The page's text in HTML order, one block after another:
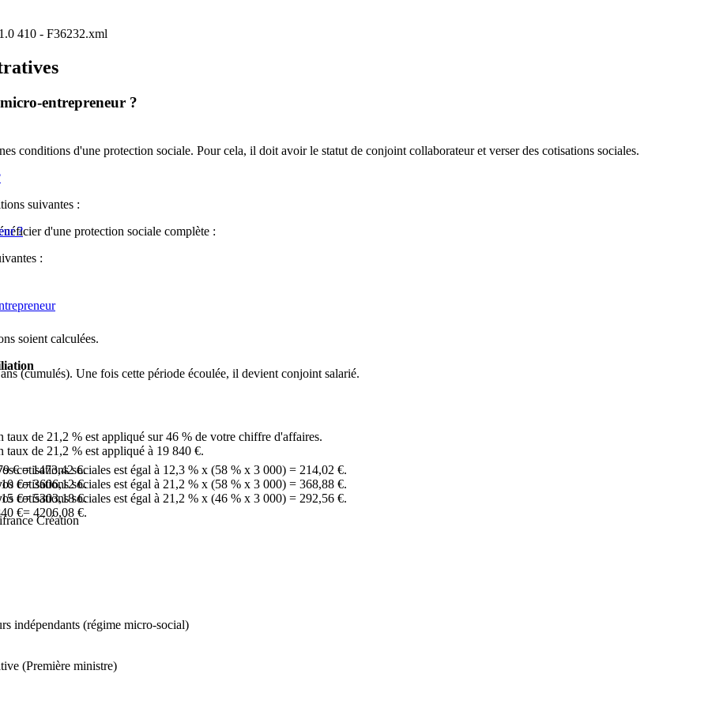
410 - F36232.xml
entrepreneur ?
conditions d'une protection sociale. Pour cela, il doit avoir le statut de conjoint collaborateur et verser des cotisations sociales.
suivantes :
(cumulés). Une fois cette période écoulée, il devient conjoint salarié.
d'une protection sociale complète :
?
:
soient calculées.
cotisations sociales est égal à 12,3 % x (58 % x 3 000) = 214,02 €.
cotisations sociales est égal à 21,2 % x (58 % x 3 000) = 368,88 €.
de 21,2 % est appliqué sur 46 % de votre chiffre d'affaires.
cotisations sociales est égal à 21,2 % x (46 % x 3 000) = 292,56 €.
€=1473,42 €.
€=3606,12 €.
€=5303,18 €.
taux de 21,2 % est appliqué à 19 840 €.
€= 4206,08 €.
Création
indépendants (régime micro-social)
(Première ministre)